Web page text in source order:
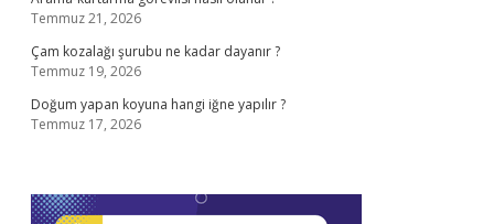
Temmuz 21, 2026
Çam kozalağı şurubu ne kadar dayanır ?
Temmuz 19, 2026
Doğum yapan koyuna hangi iğne yapılır ?
Temmuz 17, 2026